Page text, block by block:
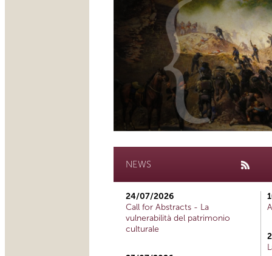
NEWS
24/07/2026
Call for Abstracts - La
vulnerabilità del patrimonio
culturale